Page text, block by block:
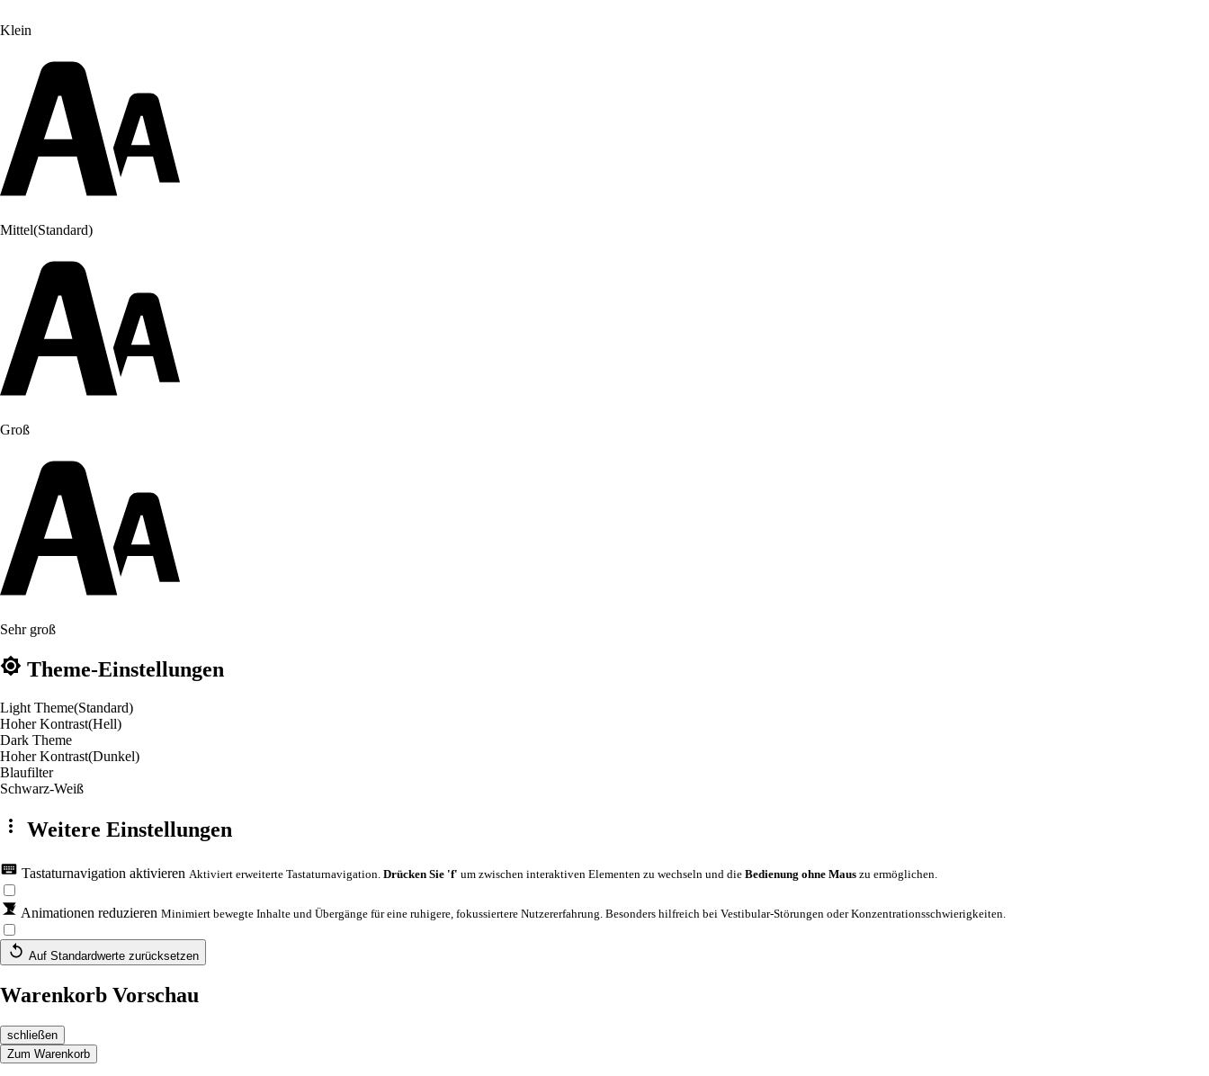
Klein
Mittel(Standard)
Groß
Sehr groß
Theme-Einstellungen
Light Theme(Standard)
Hoher Kontrast(Hell)
Dark Theme
Hoher Kontrast(Dunkel)
Blaufilter
Schwarz-Weiß
Weitere Einstellungen
Tastaturnavigation aktivieren Aktiviert erweiterte Tastaturnavigation. Drücken Sie 'f' um zwischen interaktiven Elementen zu wechseln und die Bedienung ohne Maus zu ermöglichen.
Animationen reduzieren Minimiert bewegte Inhalte und Übergänge für eine ruhigere, fokussiertere Nutzererfahrung. Besonders hilfreich bei Vestibular-Störungen oder Konzentrationsschwierigkeiten.
Auf Standardwerte zurücksetzen
Warenkorb Vorschau
schließen
Zum Warenkorb